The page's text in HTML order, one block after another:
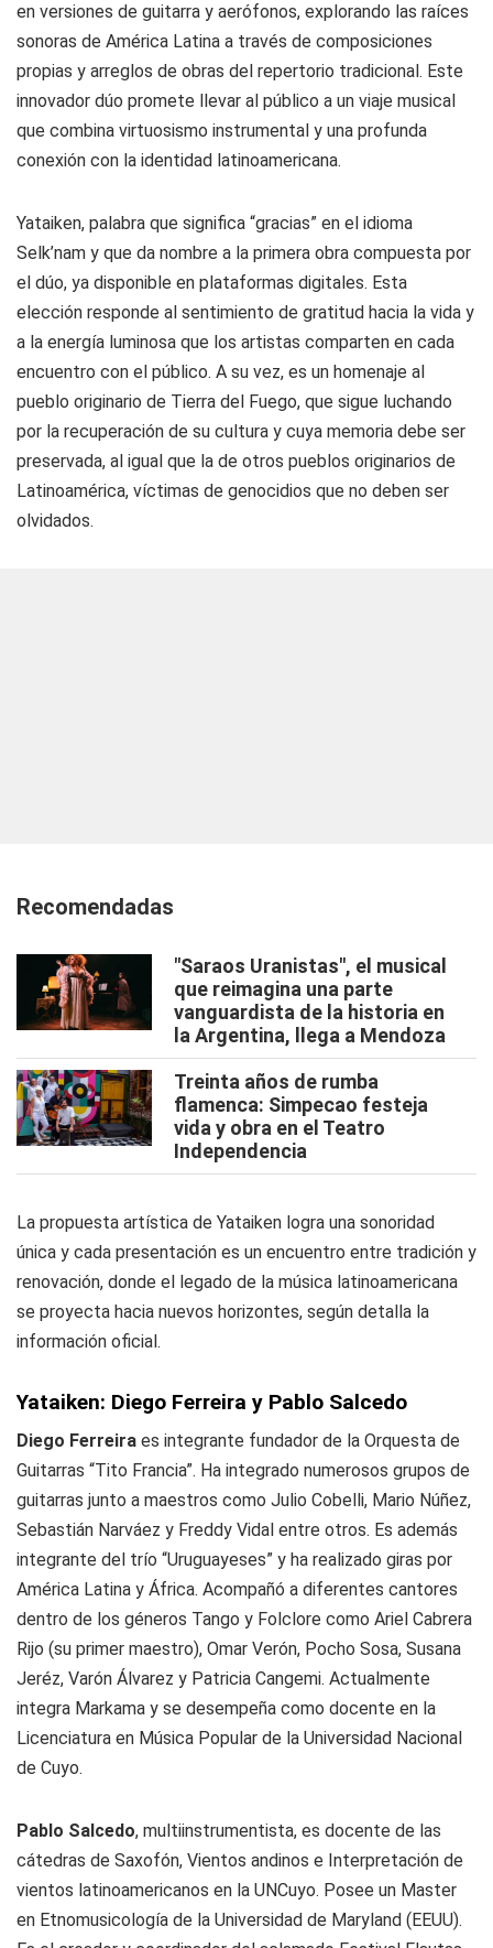
en versiones de guitarra y aerófonos, explorando las raíces
sonoras de América Latina a través de composiciones
propias y arreglos de obras del repertorio tradicional. Este
innovador dúo promete llevar al público a un viaje musical
que combina virtuosismo instrumental y una profunda
conexión con la identidad latinoamericana.
Yataiken, palabra que significa “gracias” en el idioma
Selk’nam y que da nombre a la primera obra compuesta por
el dúo, ya disponible en plataformas digitales. Esta
elección responde al sentimiento de gratitud hacia la vida y
a la energía luminosa que los artistas comparten en cada
encuentro con el público. A su vez, es un homenaje al
pueblo originario de Tierra del Fuego, que sigue luchando
por la recuperación de su cultura y cuya memoria debe ser
preservada, al igual que la de otros pueblos originarios de
Latinoamérica, víctimas de genocidios que no deben ser
olvidados.
Recomendadas
"Saraos Uranistas", el musical
que reimagina una parte
vanguardista de la historia en
la Argentina, llega a Mendoza
Treinta años de rumba
flamenca: Simpecao festeja
vida y obra en el Teatro
Independencia
La propuesta artística de Yataiken logra una sonoridad
única y cada presentación es un encuentro entre tradición y
renovación, donde el legado de la música latinoamericana
se proyecta hacia nuevos horizontes, según detalla la
información oficial.
Yataiken: Diego Ferreira y Pablo Salcedo
Diego Ferreira es integrante fundador de la Orquesta de
Guitarras “Tito Francia”. Ha integrado numerosos grupos de
guitarras junto a maestros como Julio Cobelli, Mario Núñez,
Sebastián Narváez y Freddy Vidal entre otros. Es además
integrante del trío “Uruguayeses” y ha realizado giras por
América Latina y África. Acompañó a diferentes cantores
dentro de los géneros Tango y Folclore como Ariel Cabrera
Rijo (su primer maestro), Omar Verón, Pocho Sosa, Susana
Jeréz, Varón Álvarez y Patricia Cangemi. Actualmente
integra Markama y se desempeña como docente en la
Licenciatura en Música Popular de la Universidad Nacional
de Cuyo.
Pablo Salcedo, multiinstrumentista, es docente de las
cátedras de Saxofón, Vientos andinos e Interpretación de
vientos latinoamericanos en la UNCuyo. Posee un Master
en Etnomusicología de la Universidad de Maryland (EEUU).